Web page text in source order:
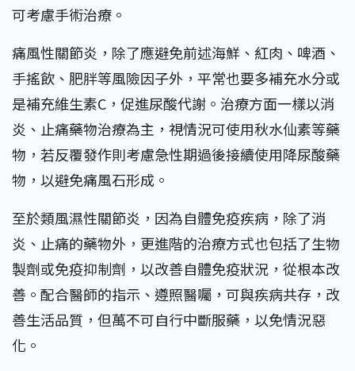
可考慮手術治療。
痛風性關節炎，除了應避免前述海鮮、紅肉、啤酒、
手搖飲、肥胖等風險因子外，平常也要多補充水分或
是補充維生素C，促進尿酸代謝。治療方面一樣以消
炎、止痛藥物治療為主，視情況可使用秋水仙素等藥
物，若反覆發作則考慮急性期過後接續使用降尿酸藥
物，以避免痛風石形成。
至於類風濕性關節炎，因為自體免疫疾病，除了消
炎、止痛的藥物外，更進階的治療方式也包括了生物
製劑或免疫抑制劑，以改善自體免疫狀況，從根本改
善。配合醫師的指示、遵照醫囑，可與疾病共存，改
善生活品質，但萬不可自行中斷服藥，以免情況惡
化。